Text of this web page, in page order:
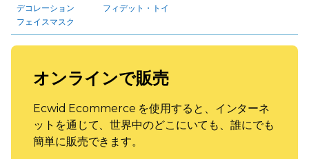
デコレーション
フェイスマスク
フィデット・トイ
オンラインで販売
Ecwid Ecommerce を使用すると、インターネ
ットを通じて、世界中のどこにいても、誰にでも
簡単に販売できます。